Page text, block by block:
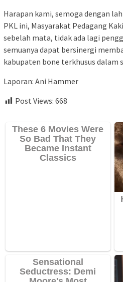
Harapan kami, semoga dengan
PKL ini, Masyarakat Pedagang
sebelah mata, tidak ada lagi
semuanya dapat bersinergi
kabupaten bone terkhusus
Laporan: Ani Hammer
Post Views: 668